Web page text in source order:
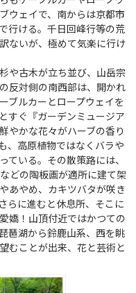
ウェイで、南からは京都市
行ける。千日回峰行等の荒
ないが、極めて気楽に行け
や古木が立ち並び、山岳宗
反対側の南西部は、開かれ
ブルカーとロープウェイを
すぐ『ガーデンミュージア
やかな花々がハーブの香り
、高原植物ではなくバラや
ている。その散策路には、
どの陶板画が適所に建て架
あやめ、カキツバタが咲き
らに進むと休息所、そこに
嬌！山頂付近ではかつての
琶湖から鈴鹿山系、西を眺
むことが出来、花と芸術と